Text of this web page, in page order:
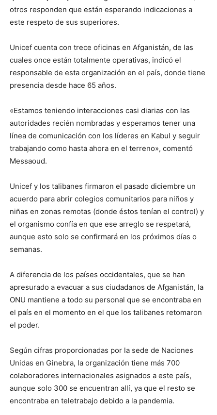
otros responden que están esperando indicaciones a
este respeto de sus superiores.
Unicef cuenta con trece oficinas en Afganistán, de las
cuales once están totalmente operativas, indicó el
responsable de esta organización en el país, donde tiene
presencia desde hace 65 años.
«Estamos teniendo interacciones casi diarias con las
autoridades recién nombradas y esperamos tener una
línea de comunicación con los líderes en Kabul y seguir
trabajando como hasta ahora en el terreno», comentó
Messaoud.
Unicef y los talibanes firmaron el pasado diciembre un
acuerdo para abrir colegios comunitarios para niños y
niñas en zonas remotas (donde éstos tenían el control) y
el organismo confía en que ese arreglo se respetará,
aunque esto solo se confirmará en los próximos días o
semanas.
A diferencia de los países occidentales, que se han
apresurado a evacuar a sus ciudadanos de Afganistán, la
ONU mantiene a todo su personal que se encontraba en
el país en el momento en el que los talibanes retomaron
el poder.
Según cifras proporcionadas por la sede de Naciones
Unidas en Ginebra, la organización tiene más 700
colaboradores internacionales asignados a este país,
aunque solo 300 se encuentran allí, ya que el resto se
encontraba en teletrabajo debido a la pandemia.